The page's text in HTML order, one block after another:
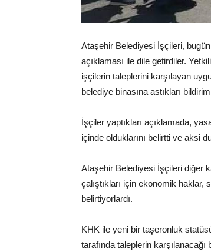
Ataşehir Belediyesi İşçileri, bugün
açıklaması ile dile getirdiler.
işçilerin taleplerini karşılayan
belediye binasına astıkları
İşçiler yaptıkları açıklamada,
içinde olduklarını belirtti ve aksi
Ataşehir Belediyesi İşçileri diğer
çalıştıkları için ekonomik haklar,
belirtiyorlardı.
KHK ile yeni bir taşeronluk
tarafında taleplerin